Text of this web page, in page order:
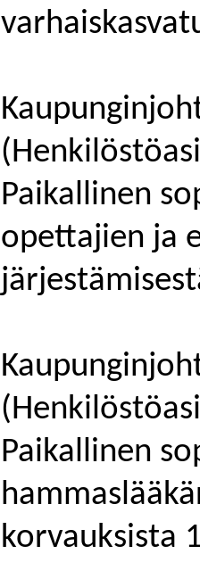
Paikallinen
opettajien ja
Paikallinen
korvauksista